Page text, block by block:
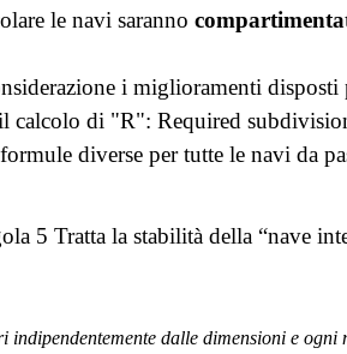
le navi saranno
i miglioramenti
calcolo di "R": Required
diverse per tutte le navi da
5 Tratta la stabilità della “nave
indipendentemente dalle dimensioni e